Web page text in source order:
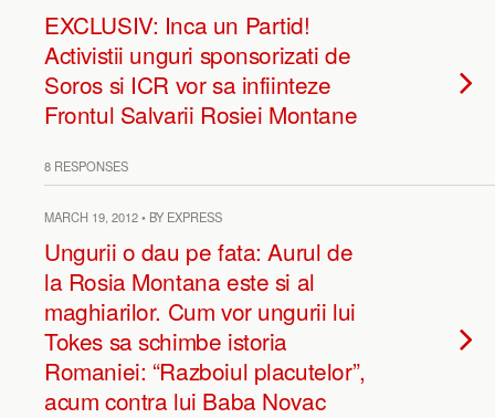
EXCLUSIV: Inca un Partid!
Activistii unguri sponsorizati de
Soros si ICR vor sa infiinteze
Frontul Salvarii Rosiei Montane
8 RESPONSES
MARCH 19, 2012 • BY EXPRESS
Ungurii o dau pe fata: Aurul de
la Rosia Montana este si al
maghiarilor. Cum vor ungurii lui
Tokes sa schimbe istoria
Romaniei: “Razboiul placutelor”,
acum contra lui Baba Novac